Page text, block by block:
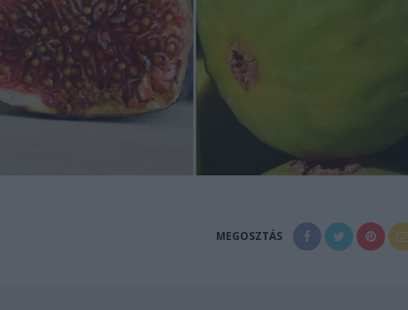
MEGOSZTÁS